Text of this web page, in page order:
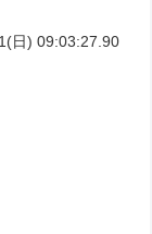
日) 09:03:27.90